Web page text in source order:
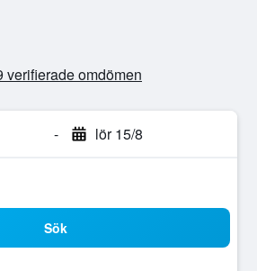
verifierade omdömen
- lör 15/8
Sök